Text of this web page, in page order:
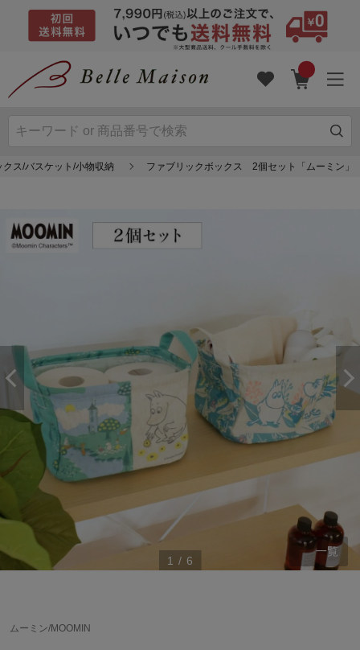
クス/バスケット/小物収納 ファブリックボックス 2個セット「ムーミン」
1 / 6
一覧
ムーミン/MOOMIN